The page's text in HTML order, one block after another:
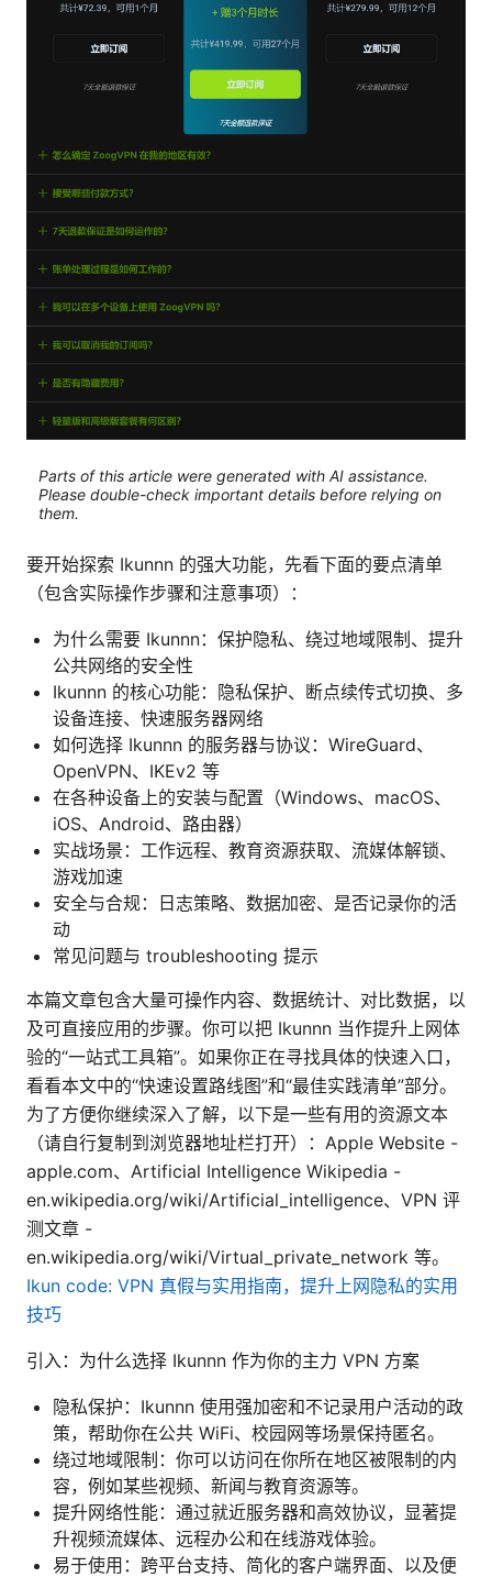
Parts of this article were generated with AI assistance.
Please double-check important details before relying on
them.
要开始探索 Ikunnn 的强大功能，先看下面的要点清单
（包含实际操作步骤和注意事项）：
为什么需要 Ikunnn：保护隐私、绕过地域限制、提升
公共网络的安全性
Ikunnn 的核心功能：隐私保护、断点续传式切换、多
设备连接、快速服务器网络
如何选择 Ikunnn 的服务器与协议：WireGuard、
OpenVPN、IKEv2 等
在各种设备上的安装与配置（Windows、macOS、
iOS、Android、路由器）
实战场景：工作远程、教育资源获取、流媒体解锁、
游戏加速
安全与合规：日志策略、数据加密、是否记录你的活
动
常见问题与 troubleshooting 提示
本篇文章包含大量可操作内容、数据统计、对比数据，以
及可直接应用的步骤。你可以把 Ikunnn 当作提升上网体
验的“一站式工具箱”。如果你正在寻找具体的快速入口，
看看本文中的“快速设置路线图”和“最佳实践清单”部分。
为了方便你继续深入了解，以下是一些有用的资源文本
（请自行复制到浏览器地址栏打开）：Apple Website -
apple.com、Artificial Intelligence Wikipedia -
en.wikipedia.org/wiki/Artificial_intelligence、VPN 评
测文章 -
en.wikipedia.org/wiki/Virtual_private_network 等。
Ikun code: VPN 真假与实用指南，提升上网隐私的实用
技巧
引入：为什么选择 Ikunnn 作为你的主力 VPN 方案
隐私保护：Ikunnn 使用强加密和不记录用户活动的政
策，帮助你在公共 WiFi、校园网等场景保持匿名。
绕过地域限制：你可以访问在你所在地区被限制的内
容，例如某些视频、新闻与教育资源等。
提升网络性能：通过就近服务器和高效协议，显著提
升视频流媒体、远程办公和在线游戏体验。
易于使用：跨平台支持、简化的客户端界面、以及便